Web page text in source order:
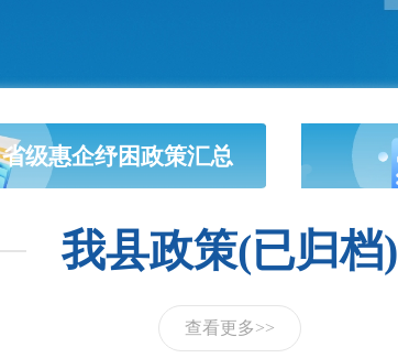
省级惠企纾困政策汇总
我县政策(已归档)
查看更多>>